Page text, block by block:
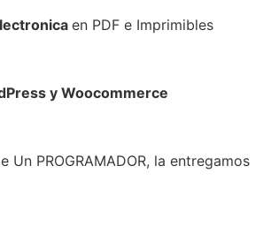
en PDF e Imprimibles
y Woocommerce
Un PROGRAMADOR, la entregamos